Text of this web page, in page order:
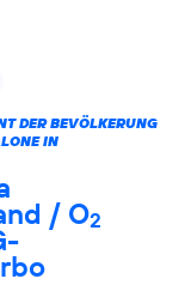
DER BEVÖLKERUNG
IN
/ O2